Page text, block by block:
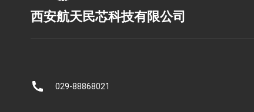
西安航天民芯科技有限公司
029-88868021